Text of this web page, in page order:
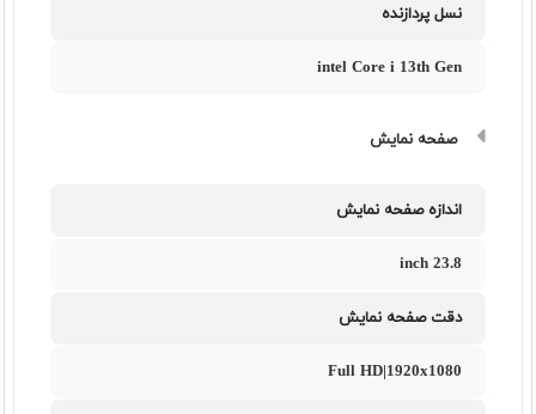
نسل پردازنده
intel Core i 13th Gen
صفحه نمایش
اندازه صفحه نمایش
23.8 inch
دقت صفحه نمایش
Full HD|1920x1080